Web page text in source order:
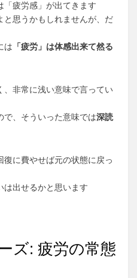
「疲労感」が出てきます
と思うかもしれませんが、だ
は 「疲労」は体感出来て然る
、非常に浅い意味で言ってい
で、そういった意味では深読
復に費やせば元の状態に戻っ
は出せるかと思います
ズ: 疲労の常態